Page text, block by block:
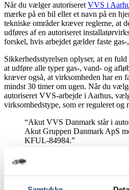
Når du vælger autoriseret VVS i
mærke på en bil eller et navn på en
tekniske områder kræver reglerne, at
udføres af en autoriseret
forskel, hvis arbejdet gælder faste
Sikkerhedsstyrelsen oplyser, at en
at udføre alle typer gas-, vand- og
kræver også, at virksomheden har en
mindst 30 timer om ugen. Når du
autoriseret VVS-arbejde i Aarhus,
virksomhedstype, som er reguleret og
“Akut VVS Danmark står i
Akut Gruppen Danmark ApS
KFUL-84984.”
Det giver dig et mere sikkert
hvor fejl kan føre til følgeskader,
autorisationen et af de første forhold,